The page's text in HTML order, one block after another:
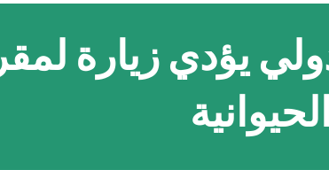
يؤدي زيارة لمقر